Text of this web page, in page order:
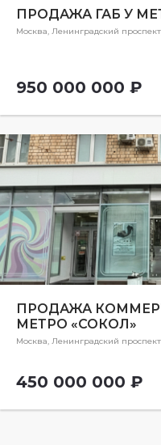
ПРОДАЖА ГАБ У
Москва, Ленинградский проспект,
950 000 000 ₽
ПРОДАЖА
МЕТРО «СОКОЛ»
Москва, Ленинградский проспект,
450 000 000 ₽